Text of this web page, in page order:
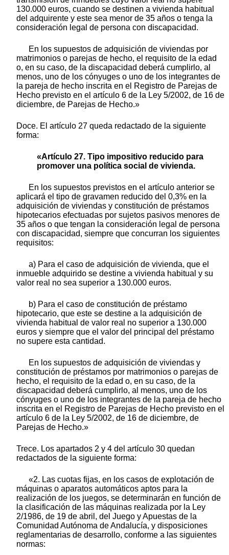
130.000 euros, cuando se destinen a vivienda habitual
del adquirente y este sea menor de 35 años o tenga la
consideración legal de persona con discapacidad.
En los supuestos de adquisición de viviendas por
matrimonios o parejas de hecho, el requisito de la edad
o, en su caso, de la discapacidad deberá cumplirlo, al
menos, uno de los cónyuges o uno de los integrantes de
la pareja de hecho inscrita en el Registro de Parejas de
Hecho previsto en el artículo 6 de la Ley 5/2002, de 16 de
diciembre, de Parejas de Hecho.»
Doce. El artículo 27 queda redactado de la siguiente
forma:
«Artículo 27. Tipo impositivo reducido para
promover una política social de vivienda.
En los supuestos previstos en el artículo anterior se
aplicará el tipo de gravamen reducido del 0,3% en la
adquisición de viviendas y constitución de préstamos
hipotecarios efectuadas por sujetos pasivos menores de
35 años o que tengan la consideración legal de persona
con discapacidad, siempre que concurran los siguientes
requisitos:
a) Para el caso de adquisición de vivienda, que el
inmueble adquirido se destine a vivienda habitual y su
valor real no sea superior a 130.000 euros.
b) Para el caso de constitución de préstamo
hipotecario, que este se destine a la adquisición de
vivienda habitual de valor real no superior a 130.000
euros y siempre que el valor del principal del préstamo
no supere esta cantidad.
En los supuestos de adquisición de viviendas y
constitución de préstamos por matrimonios o parejas de
hecho, el requisito de la edad o, en su caso, de la
discapacidad deberá cumplirlo, al menos, uno de los
cónyuges o uno de los integrantes de la pareja de hecho
inscrita en el Registro de Parejas de Hecho previsto en el
artículo 6 de la Ley 5/2002, de 16 de diciembre, de
Parejas de Hecho.»
Trece. Los apartados 2 y 4 del artículo 30 quedan
redactados de la siguiente forma:
«2. Las cuotas fijas, en los casos de explotación de
máquinas o aparatos automáticos aptos para la
realización de los juegos, se determinarán en función de
la clasificación de las máquinas realizada por la Ley
2/1986, de 19 de abril, del Juego y Apuestas de la
Comunidad Autónoma de Andalucía, y disposiciones
reglamentarias de desarrollo, conforme a las siguientes
normas: